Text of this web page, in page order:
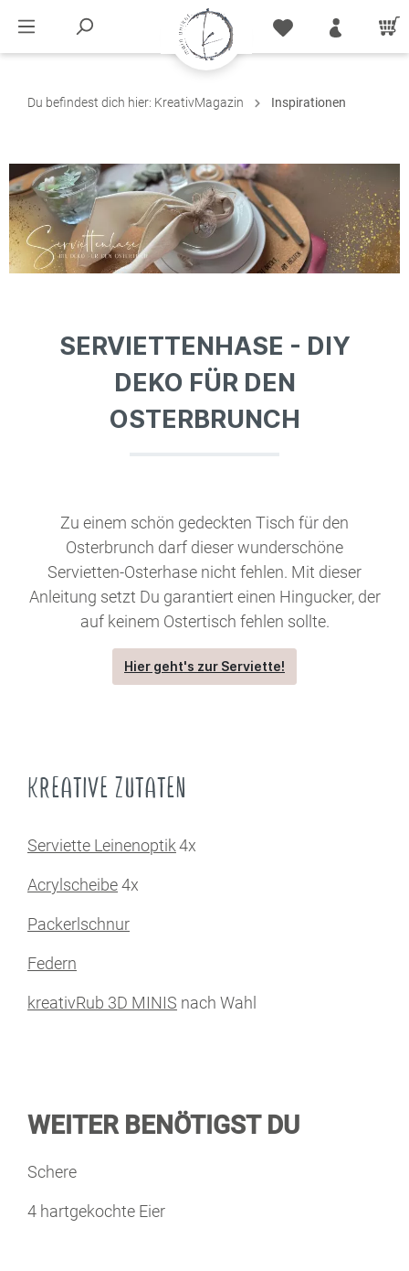
Du befindest dich hier: KreativMagazin Inspirationen
SERVIETTENHASE - DIY
DEKO FÜR DEN
OSTERBRUNCH
Zu einem schön gedeckten Tisch für den
Osterbrunch darf dieser wunderschöne
Servietten-Osterhase nicht fehlen. Mit dieser
Anleitung setzt Du garantiert einen Hingucker, der
auf keinem Ostertisch fehlen sollte.
Hier geht's zur Serviette!
KREATIVE ZUTATEN
Serviette Leinenoptik4x
Acrylscheibe4x
Packerlschnur
Federn
kreativRub 3D MINIS nach Wahl
WEITER BENÖTIGST DU
Schere
4 hartgekochte Eier